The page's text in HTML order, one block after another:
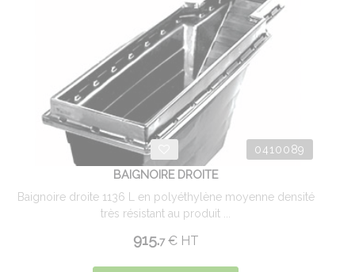
0410089
BAIGNOIRE DROITE
Baignoire droite 1136 L en polyéthylène moyenne densité
très résistant au produit ...
915.7 €HT